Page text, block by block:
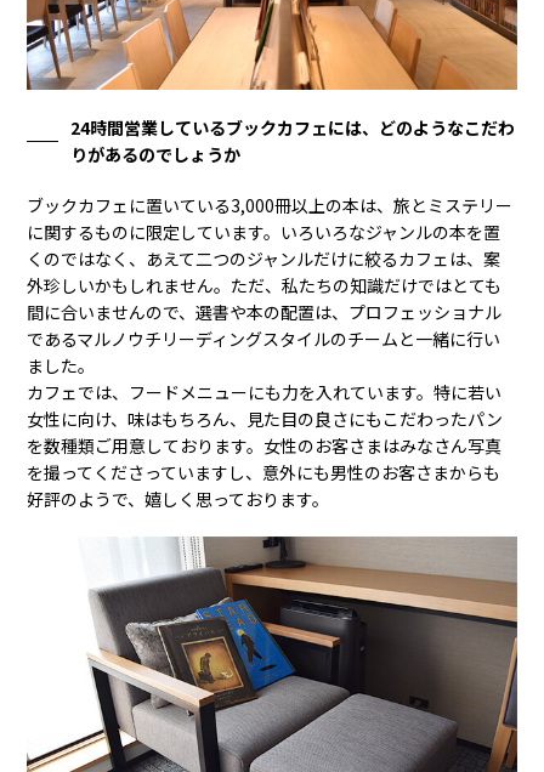
24時間営業しているブックカフェには、どのようなこだわ
りがあるのでしょうか
ブックカフェに置いている3,000冊以上の本は、旅とミステリー
に関するものに限定しています。いろいろなジャンルの本を置
くのではなく、あえて二つのジャンルだけに絞るカフェは、案
外珍しいかもしれません。ただ、私たちの知識だけではとても
間に合いませんので、選書や本の配置は、プロフェッショナル
であるマルノウチリーディングスタイルのチームと一緒に行い
ました。
カフェでは、フードメニューにも力を入れています。特に若い
女性に向け、味はもちろん、見た目の良さにもこだわったパン
を数種類ご用意しております。女性のお客さまはみなさん写真
を撮ってくださっていますし、意外にも男性のお客さまからも
好評のようで、嬉しく思っております。